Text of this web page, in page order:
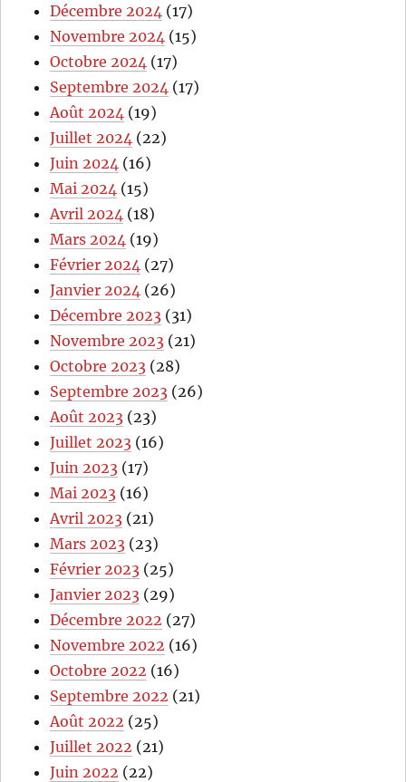
Décembre 2024 (17)
Novembre 2024 (15)
Octobre 2024 (17)
Septembre 2024 (17)
Août 2024 (19)
Juillet 2024 (22)
Juin 2024 (16)
Mai 2024 (15)
Avril 2024 (18)
Mars 2024 (19)
Février 2024 (27)
Janvier 2024 (26)
Décembre 2023 (31)
Novembre 2023 (21)
Octobre 2023 (28)
Septembre 2023 (26)
Août 2023 (23)
Juillet 2023 (16)
Juin 2023 (17)
Mai 2023 (16)
Avril 2023 (21)
Mars 2023 (23)
Février 2023 (25)
Janvier 2023 (29)
Décembre 2022 (27)
Novembre 2022 (16)
Octobre 2022 (16)
Septembre 2022 (21)
Août 2022 (25)
Juillet 2022 (21)
Juin 2022 (22)